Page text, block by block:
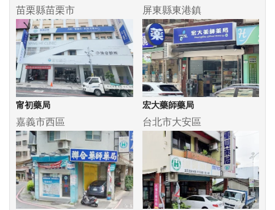
苗栗縣苗栗市 屏東縣東港鎮
甯初藥局
嘉義市西區
宏大藥師藥局
台北市大安區